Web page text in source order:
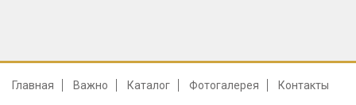
Главная Важно Каталог Фотогалерея Контакты